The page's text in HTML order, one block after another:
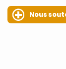
Nous